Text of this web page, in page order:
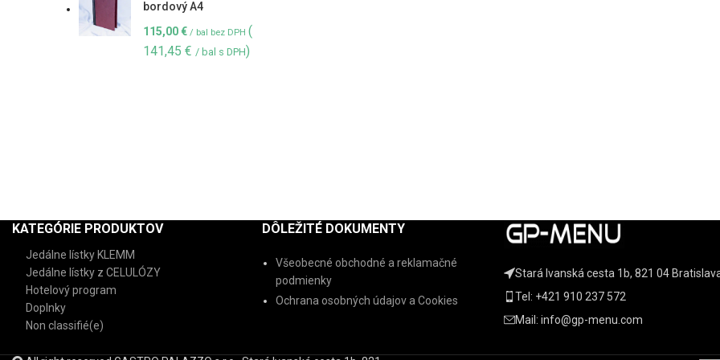
bordový A4
115,00€ / bal bez DPH (
141,45 € / bal s DPH)
KATEGÓRIE PRODUKTOV
Jedálne lístky KLEMM
Jedálne lístky z CELULÓZY
Hotelový program
Doplnky
Non classifié(e)
DÔLEŽITÉ DOKUMENTY
Všeobecné obchodné a reklamačné
podmienky
Ochrana osobných údajov a Cookies
Stará Ivanská cesta 1b, 821 04
Tel: +421 910 237 572
Mail: info@gp-menu.com